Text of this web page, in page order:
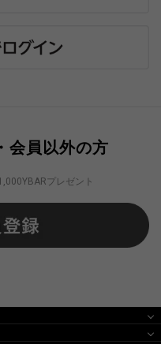
会員以外の方
プレゼント